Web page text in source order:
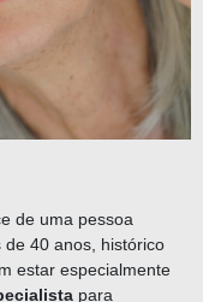
de uma pessoa
40 anos, histórico
estar especialmente
para